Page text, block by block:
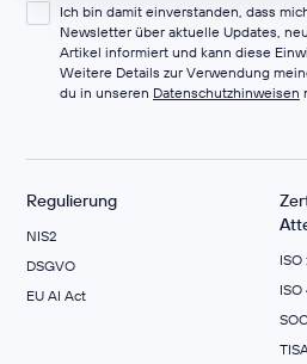
Ich bin damit einverstanden, dass
Newsletter über aktuelle Updates,
Artikel informiert und kann diese
Weitere Details zur Verwendung
du in unseren Datenschutzhinweisen
Regulierung
NIS2
DSGVO
EU AI Act
ISO
ISO